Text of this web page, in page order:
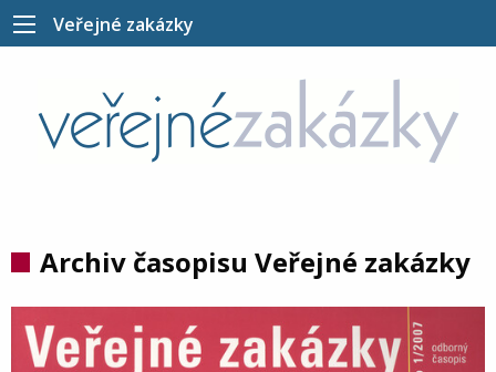
Veřejné zakázky
Archiv časopisu Veřejné zakázky